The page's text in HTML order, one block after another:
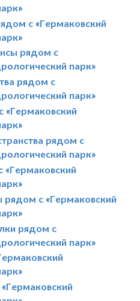
с «Гермаковский
рядом с
парк»
рядом с
парк»
«Гермаковский
рядом с
парк»
рядом с «Гермаковский
рядом с
парк»